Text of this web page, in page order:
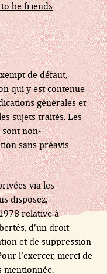
be friends
de défaut,
qui y est contenue
générales et
sujets traités. Les
sont non-
sans préavis.
via les
disposez,
relative à
d’un droit
et de suppression
l’exercer, merci de
mentionnée.